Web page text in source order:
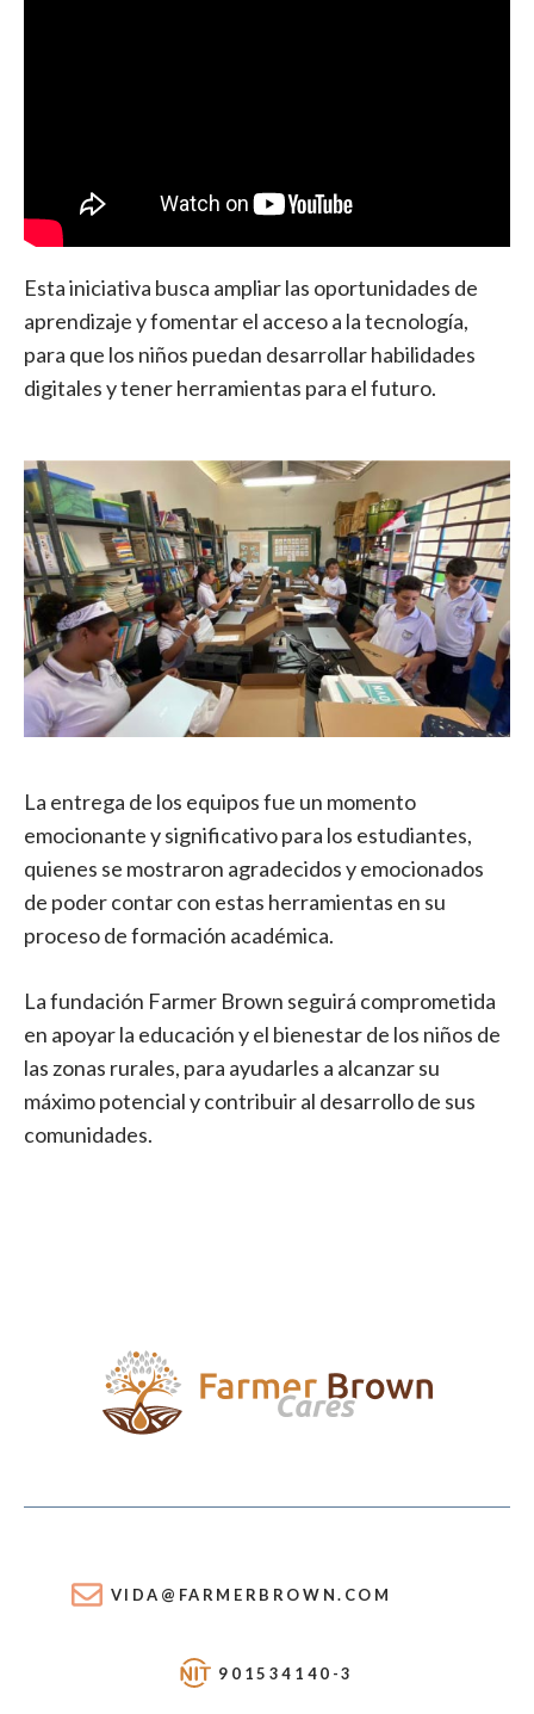
Esta iniciativa busca ampliar las oportunidades de
aprendizaje y fomentar el acceso a la tecnología,
para que los niños puedan desarrollar habilidades
digitales y tener herramientas para el futuro.
La entrega de los equipos fue un momento
emocionante y significativo para los estudiantes,
quienes se mostraron agradecidos y emocionados
de poder contar con estas herramientas en su
proceso de formación académica.
La fundación Farmer Brown seguirá comprometida
en apoyar la educación y el bienestar de los niños de
las zonas rurales, para ayudarles a alcanzar su
máximo potencial y contribuir al desarrollo de sus
comunidades.
VIDA@FARMERBROWN.COM
901534140-3